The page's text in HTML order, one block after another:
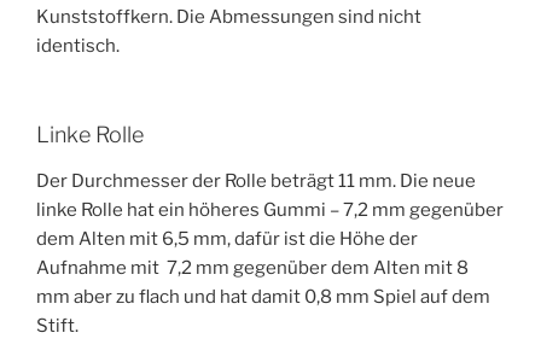
Kunststoffkern. Die Abmessungen sind nicht
identisch.
Linke Rolle
Der Durchmesser der Rolle beträgt 11 mm. Die neue
linke Rolle hat ein höheres Gummi – 7,2 mm gegenüber
dem Alten mit 6,5 mm, dafür ist die Höhe der
Aufnahme mit 7,2 mm gegenüber dem Alten mit 8
mm aber zu flach und hat damit 0,8 mm Spiel auf dem
Stift.